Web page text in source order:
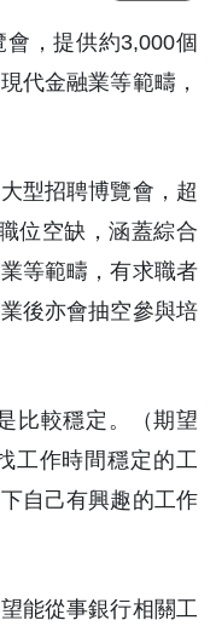
，提供約3,000個
代金融業等範疇，
型招聘博覽會，超
位空缺，涵蓋綜合
等範疇，有求職者
後亦會抽空參與培
比較穩定。（期望
工作時間穩定的工
自己有興趣的工作
能從事銀行相關工